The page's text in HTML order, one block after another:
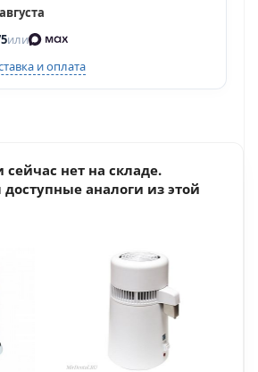
или
и оплата
нет на складе.
аналоги из этой